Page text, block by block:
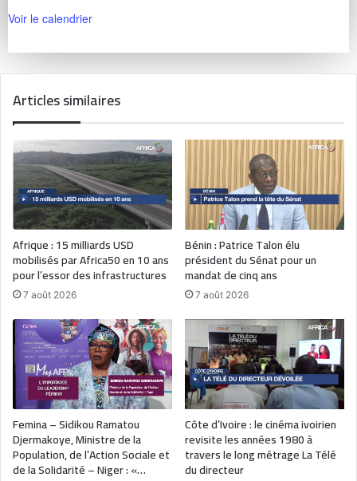
Voir le calendrier
Articles similaires
Afrique : 15 milliards USD
mobilisés par Africa50 en 10 ans
pour l’essor des infrastructures
7 août 2026
Bénin : Patrice Talon élu
président du Sénat pour un
mandat de cinq ans
7 août 2026
Femina – Sidikou Ramatou
Djermakoye, Ministre de la
Population, de l’Action Sociale et
de la Solidarité – Niger : «…
Côte d’Ivoire : le cinéma ivoirien
revisite les années 1980 à
travers le long métrage La Télé
du directeur